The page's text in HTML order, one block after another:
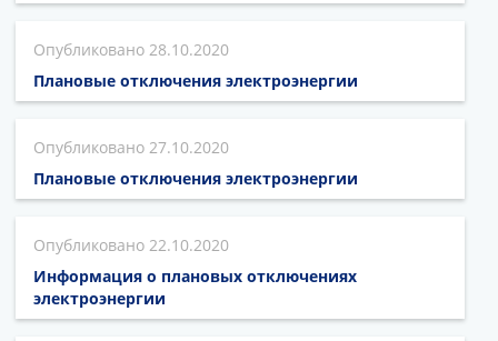
28.10.2020
Плановые отключения электроэнергии
27.10.2020
Плановые отключения электроэнергии
22.10.2020
Информация о плановых отключениях
электроэнергии